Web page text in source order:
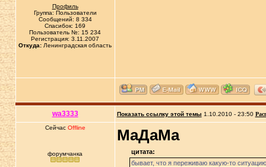
Профиль
Группа: Пользователи
Сообщений: 8 334
Спасибок: 169
Пользователь №: 15 234
Регистрация: 3.11.2007
Откуда: Ленинградская область
wa3333 Показать ссылку этой темы 1.10.2010 - 23:50
Сейчас Offline
форумчанка
МаДаМа
цитата:
бывает, что я переживаю какую-то